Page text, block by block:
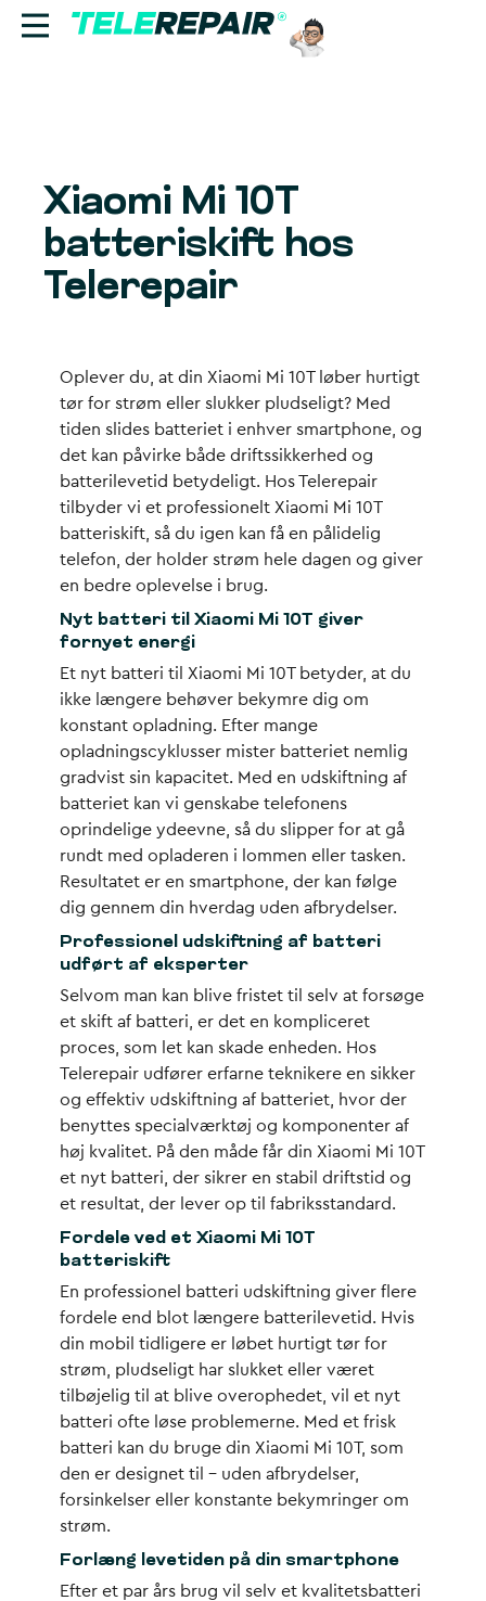
Find butik
Erhverv
Xiaomi Mi 10T
batteriskift hos
Telerepair
Oplever du, at din Xiaomi Mi 10T løber hurtigt
tør for strøm eller slukker pludseligt? Med
tiden slides batteriet i enhver smartphone, og
det kan påvirke både driftssikkerhed og
batterilevetid betydeligt. Hos Telerepair
tilbyder vi et professionelt Xiaomi Mi 10T
batteriskift, så du igen kan få en pålidelig
telefon, der holder strøm hele dagen og giver
en bedre oplevelse i brug.
Nyt batteri til Xiaomi Mi 10T giver
fornyet energi
Et nyt batteri til Xiaomi Mi 10T betyder, at du
ikke længere behøver bekymre dig om
konstant opladning. Efter mange
opladningscyklusser mister batteriet nemlig
gradvist sin kapacitet. Med en udskiftning af
batteriet kan vi genskabe telefonens
oprindelige ydeevne, så du slipper for at gå
rundt med opladeren i lommen eller tasken.
Resultatet er en smartphone, der kan følge
dig gennem din hverdag uden afbrydelser.
Professionel udskiftning af batteri
udført af eksperter
Selvom man kan blive fristet til selv at forsøge
et skift af batteri, er det en kompliceret
proces, som let kan skade enheden. Hos
Telerepair udfører erfarne teknikere en sikker
og effektiv udskiftning af batteriet, hvor der
benyttes specialværktøj og komponenter af
høj kvalitet. På den måde får din Xiaomi Mi 10T
et nyt batteri, der sikrer en stabil driftstid og
et resultat, der lever op til fabriksstandard.
Fordele ved et Xiaomi Mi 10T
batteriskift
En professionel batteri udskiftning giver flere
fordele end blot længere batterilevetid. Hvis
din mobil tidligere er løbet hurtigt tør for
strøm, pludseligt har slukket eller været
tilbøjelig til at blive overophedet, vil et nyt
batteri ofte løse problemerne. Med et frisk
batteri kan du bruge din Xiaomi Mi 10T, som
den er designet til – uden afbrydelser,
forsinkelser eller konstante bekymringer om
strøm.
Forlæng levetiden på din smartphone
Efter et par års brug vil selv et kvalitetsbatteri